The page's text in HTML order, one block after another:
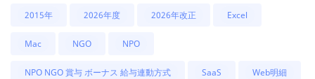
2015年 2026年度 2026年改正 Excel
Mac NGO NPO
NPO NGO 賞与 ボーナス 給与連動方式 SaaS Web明細